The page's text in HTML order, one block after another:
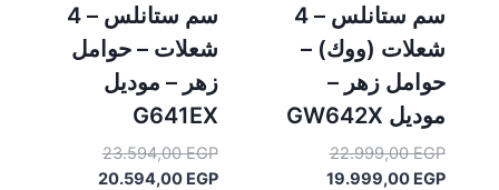
سم ستانلس – 4
شعلات (ووك) –
حوامل زهر –
موديل GW642X
22.999,00EGP
السعر
الأصلي19.999,00 EGP
السعر
سم ستانلس – 4
شعلات – حوامل
زهر – موديل
G641EX
23.594,00EGP
السعر
الأصلي20.594,00 EGP
السعر